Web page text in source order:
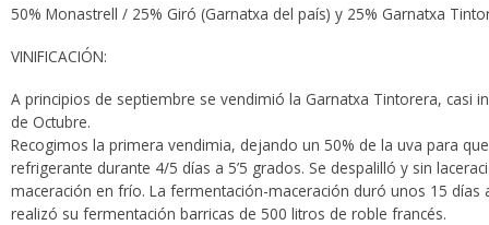
50% Monastrell / 25% Giró (Garnatxa del país) y 25% Garnatxa
VINIFICACIÓN:
A principios de septiembre se vendimió la Garnatxa Tintorera,
de Octubre.
Recogimos la primera vendimia, dejando un 50% de la uva para
refrigerante durante 4/5 días a 5’5 grados. Se despalilló y sin
maceración en frío. La fermentación-maceración duró unos 15
realizó su fermentación barricas de 500 litros de roble francés.